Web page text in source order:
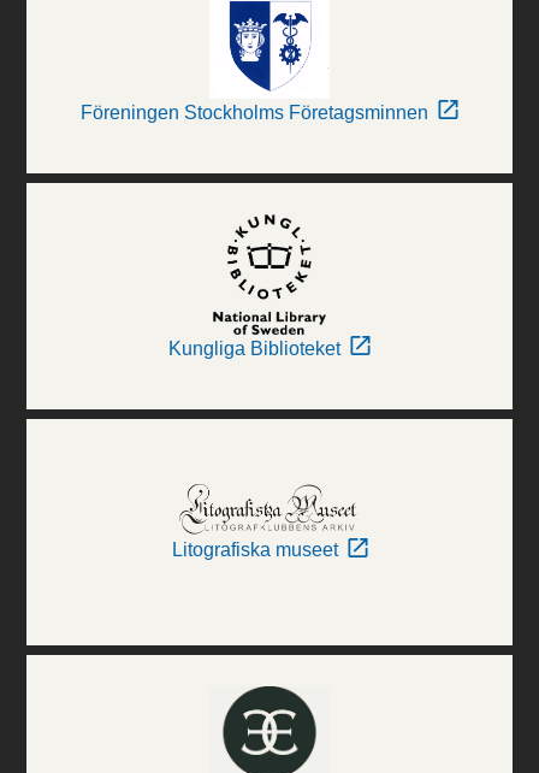
Föreningen Stockholms Företagsminnen
Kungliga Biblioteket
Litografiska museet